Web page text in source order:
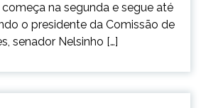
na segunda e segue até
o presidente da Comissão de
senador Nelsinho […]